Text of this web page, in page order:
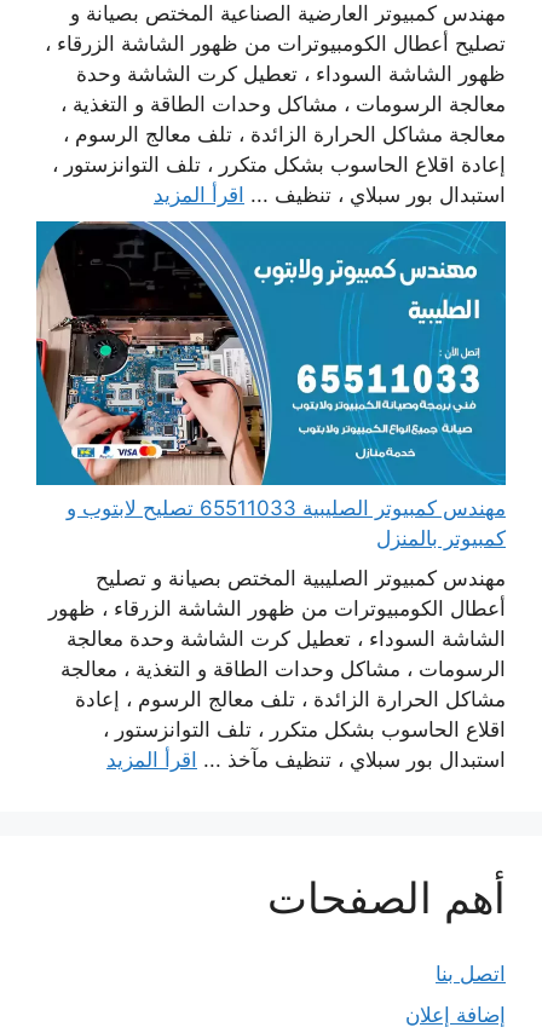
مهندس كمبيوتر العارضية الصناعية المختص بصيانة و
تصليح أعطال الكومبيوترات من ظهور الشاشة الزرقاء ،
ظهور الشاشة السوداء ، تعطيل كرت الشاشة وحدة
معالجة الرسومات ، مشاكل وحدات الطاقة و التغذية ،
معالجة مشاكل الحرارة الزائدة ، تلف معالج الرسوم ،
إعادة اقلاع الحاسوب بشكل متكرر ، تلف التوانزستور ،
استبدال بور سبلاي ، تنظيف ... اقرأ المزيد
مهندس كمبيوتر الصليبية 65511033 تصليح لابتوب و
كمبيوتر بالمنزل
مهندس كمبيوتر الصليبية المختص بصيانة و تصليح
أعطال الكومبيوترات من ظهور الشاشة الزرقاء ، ظهور
الشاشة السوداء ، تعطيل كرت الشاشة وحدة معالجة
الرسومات ، مشاكل وحدات الطاقة و التغذية ، معالجة
مشاكل الحرارة الزائدة ، تلف معالج الرسوم ، إعادة
اقلاع الحاسوب بشكل متكرر ، تلف التوانزستور ،
استبدال بور سبلاي ، تنظيف مآخذ ... اقرأ المزيد
أهم الصفحات
اتصل بنا
إضافة إعلان